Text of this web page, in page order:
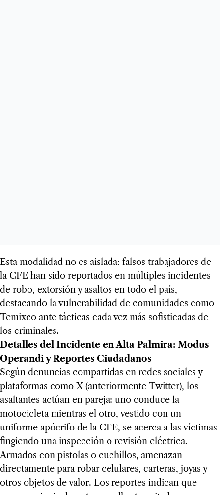
Esta modalidad no es aislada: falsos trabajadores de
la CFE han sido reportados en múltiples incidentes
de robo, extorsión y asaltos en todo el país,
destacando la vulnerabilidad de comunidades como
Temixco ante tácticas cada vez más sofisticadas de
los criminales.
Detalles del Incidente en Alta Palmira: Modus
Operandi y Reportes Ciudadanos
Según denuncias compartidas en redes sociales y
plataformas como X (anteriormente Twitter), los
asaltantes actúan en pareja: uno conduce la
motocicleta mientras el otro, vestido con un
uniforme apócrifo de la CFE, se acerca a las víctimas
fingiendo una inspección o revisión eléctrica.
Armados con pistolas o cuchillos, amenazan
directamente para robar celulares, carteras, joyas y
otros objetos de valor. Los reportes indican que